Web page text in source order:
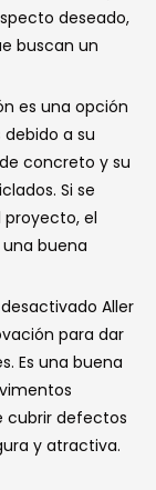
deseado,
buscan un
es una opción
a su
concreto y su
Si se
proyecto, el
buena
Aller
para dar
Es una buena
cubrir defectos
y atractiva.